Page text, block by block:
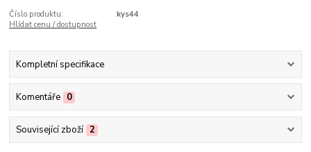
Číslo produktu:
kys44
Hlídat cenu / dostupnost
Kompletní specifikace
Komentáře 0
Související zboží 2